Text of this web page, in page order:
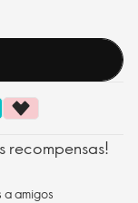
recompensas!
amigos